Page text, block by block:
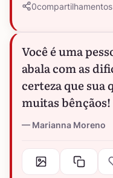
0compartilhamentos
Você é uma
abala com as
certeza que sua
muitas bênçãos!
Marianna Moreno